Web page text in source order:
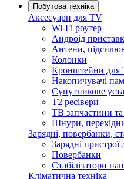
Побутова техніка
Аксесуари для TV
Wi-Fi роутер
Андроід
Антени,
Колонки
Кронштейни для
Накопичувачі
Супутникове
Т2 ресівери
ТВ запчастини
Шнури,
Зарядні, повербанки,
Зарядні пристрої
Повербанки
Стабілізатори
Кліматична техніка